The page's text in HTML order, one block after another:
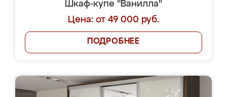
Шкаф-купе "Ванилла"
Цена: от 49 000 руб.
ПОДРОБНЕЕ